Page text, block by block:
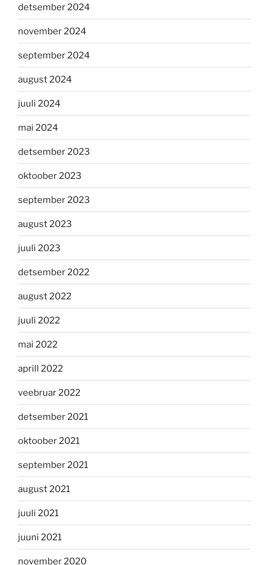
detsember 2024
november 2024
september 2024
august 2024
juuli 2024
mai 2024
detsember 2023
oktoober 2023
september 2023
august 2023
juuli 2023
detsember 2022
august 2022
juuli 2022
mai 2022
aprill 2022
veebruar 2022
detsember 2021
oktoober 2021
september 2021
august 2021
juuli 2021
juuni 2021
november 2020